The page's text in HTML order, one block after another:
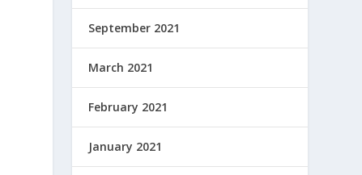
September 2021
March 2021
February 2021
January 2021